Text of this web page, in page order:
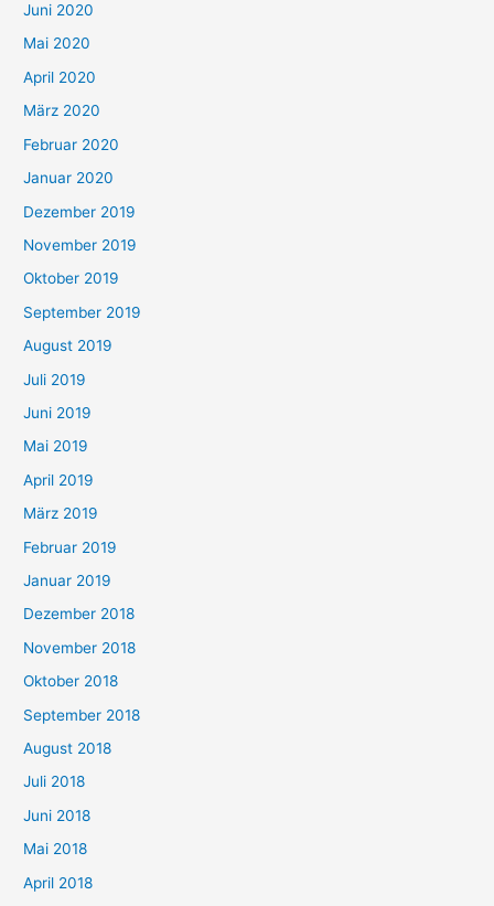
Juni 2020
Mai 2020
April 2020
März 2020
Februar 2020
Januar 2020
Dezember 2019
November 2019
Oktober 2019
September 2019
August 2019
Juli 2019
Juni 2019
Mai 2019
April 2019
März 2019
Februar 2019
Januar 2019
Dezember 2018
November 2018
Oktober 2018
September 2018
August 2018
Juli 2018
Juni 2018
Mai 2018
April 2018